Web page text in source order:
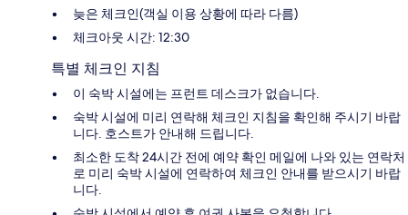
늦은 체크인(객실 이용 상황에 따라 다름)
체크아웃 시간: 12:30
특별 체크인 지침
이 숙박 시설에는 프런트 데스크가 없습니다.
숙박 시설에 미리 연락해 체크인 지침을 확인해 주시기 바랍
니다. 호스트가 안내해 드립니다.
최소한 도착 24시간 전에 예약 확인 메일에 나와 있는 연락처
로 미리 숙박 시설에 연락하여 체크인 안내를 받으시기 바랍
니다.